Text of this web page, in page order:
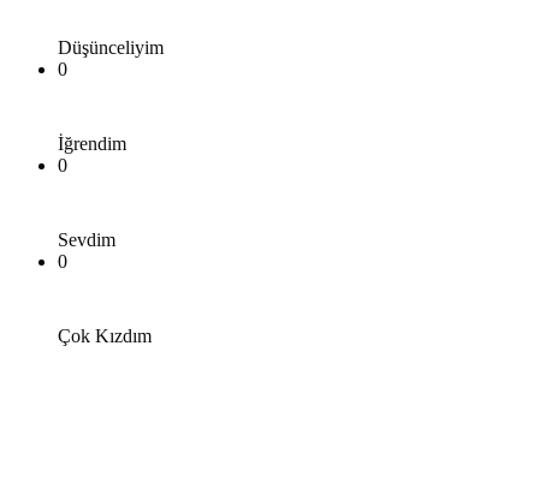
Düşünceliyim
0
İğrendim
0
Sevdim
0
Çok Kızdım